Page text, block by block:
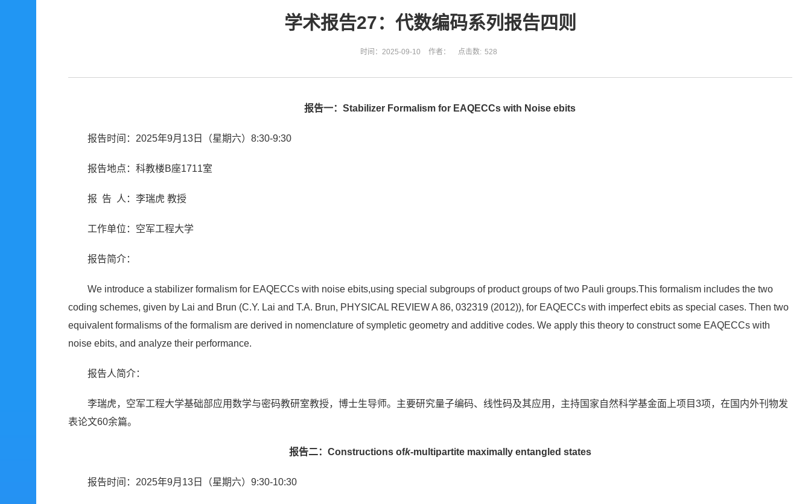
学术报告27：代数编码系列报告四则
时间：2025-09-10 作者： 点击数: 528
报告一：Stabilizer Formalism for EAQECCs with Noise ebits
报告时间：2025年9月13日（星期六）8:30-9:30
报告地点：科教楼B座1711室
报 告 人：李瑞虎 教授
工作单位：空军工程大学
报告简介：
We introduce a stabilizer formalism for EAQECCs with noise ebits,using special subgroups of product groups of two Pauli groups.This formalism includes the two
coding schemes, given by Lai and Brun (C.Y. Lai and T.A. Brun, PHYSICAL REVIEW A 86, 032319 (2012)), for EAQECCs with imperfect ebits as special cases. Then two
equivalent formalisms of the formalism are derived in nomenclature of sympletic geometry and additive codes. We apply this theory to construct some EAQECCs with
noise ebits, and analyze their performance.
报告人简介：
李瑞虎，空军工程大学基础部应用数学与密码教研室教授，博士生导师。主要研究量子编码、线性码及其应用，主持国家自然科学基金面上项目3项，在国内外刊物发
表论文60余篇。
报告二：Constructions ofk-multipartite maximally entangled states
报告时间：2025年9月13日（星期六）9:30-10:30